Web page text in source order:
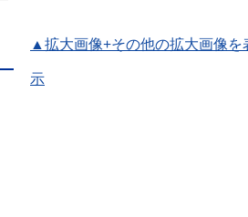
▲拡大画像+その他の拡大画像を
示